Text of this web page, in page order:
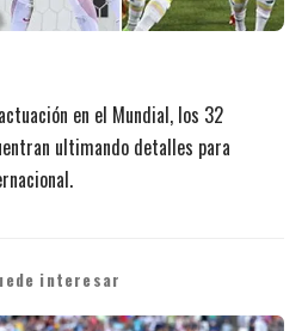
en el Mundial, los 32
ultimando detalles para
interesar